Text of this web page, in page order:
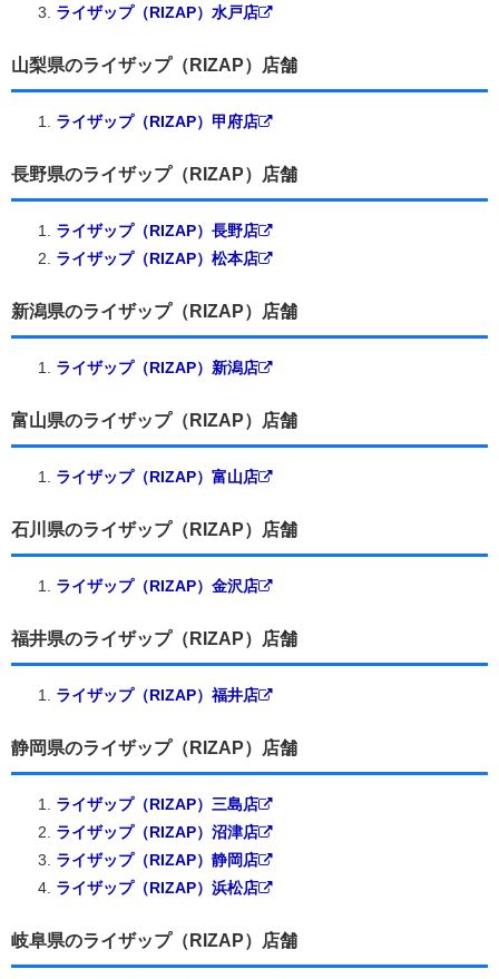
ライザップ（RIZAP）水戸店
山梨県のライザップ（RIZAP）店舗
ライザップ（RIZAP）甲府店
長野県のライザップ（RIZAP）店舗
ライザップ（RIZAP）長野店
ライザップ（RIZAP）松本店
新潟県のライザップ（RIZAP）店舗
ライザップ（RIZAP）新潟店
富山県のライザップ（RIZAP）店舗
ライザップ（RIZAP）富山店
石川県のライザップ（RIZAP）店舗
ライザップ（RIZAP）金沢店
福井県のライザップ（RIZAP）店舗
ライザップ（RIZAP）福井店
静岡県のライザップ（RIZAP）店舗
ライザップ（RIZAP）三島店
ライザップ（RIZAP）沼津店
ライザップ（RIZAP）静岡店
ライザップ（RIZAP）浜松店
岐阜県のライザップ（RIZAP）店舗